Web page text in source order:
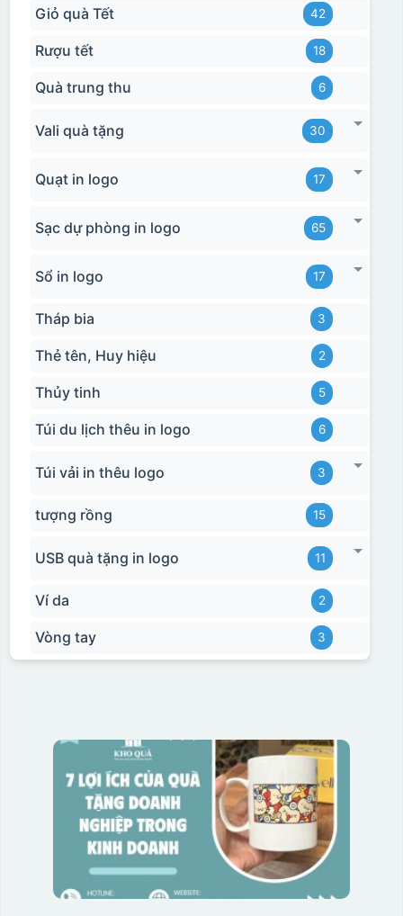
Giỏ quà Tết 42
Rượu tết 18
Quà trung thu 6
Vali quà tặng 30
Quạt in logo 17
Sạc dự phòng in logo 65
Sổ in logo 17
Tháp bia 3
Thẻ tên, Huy hiệu 2
Thủy tinh 5
Túi du lịch thêu in logo 6
Túi vải in thêu logo 3
tượng rồng 15
USB quà tặng in logo 11
Ví da 2
Vòng tay 3